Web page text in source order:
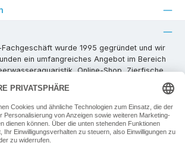
wurde 1995 gegründet und wir
ein umfangreiches Angebot im Bereich
Online-Shop, Zierfische,
Technikzubehör usw. ! Als
Fachhandelspartner stehen wir Ihnen für
und Einrichtungs- oder Besatzwünsche zur
Verfügung!
unseren Räumlichkeiten oder senden Sie uns